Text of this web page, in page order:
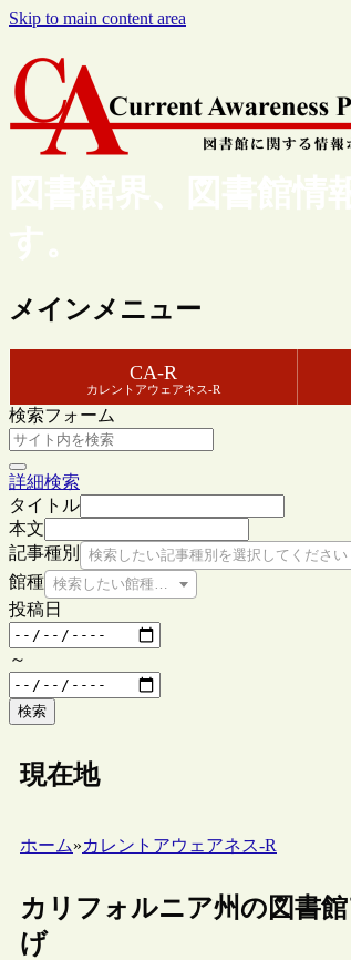
Skip to main content area
図書館界、図書館
す。
メインメニュー
CA-R
カレントアウェアネス-R
検索フォーム
詳細検索
タイトル
本文
記事種別
検索したい記事種別を選択してください
館種 検索したい館種を選択してください
投稿日
～
検索
現在地
ホーム»カレントアウェアネス-R
カリフォルニア州の図書
げ